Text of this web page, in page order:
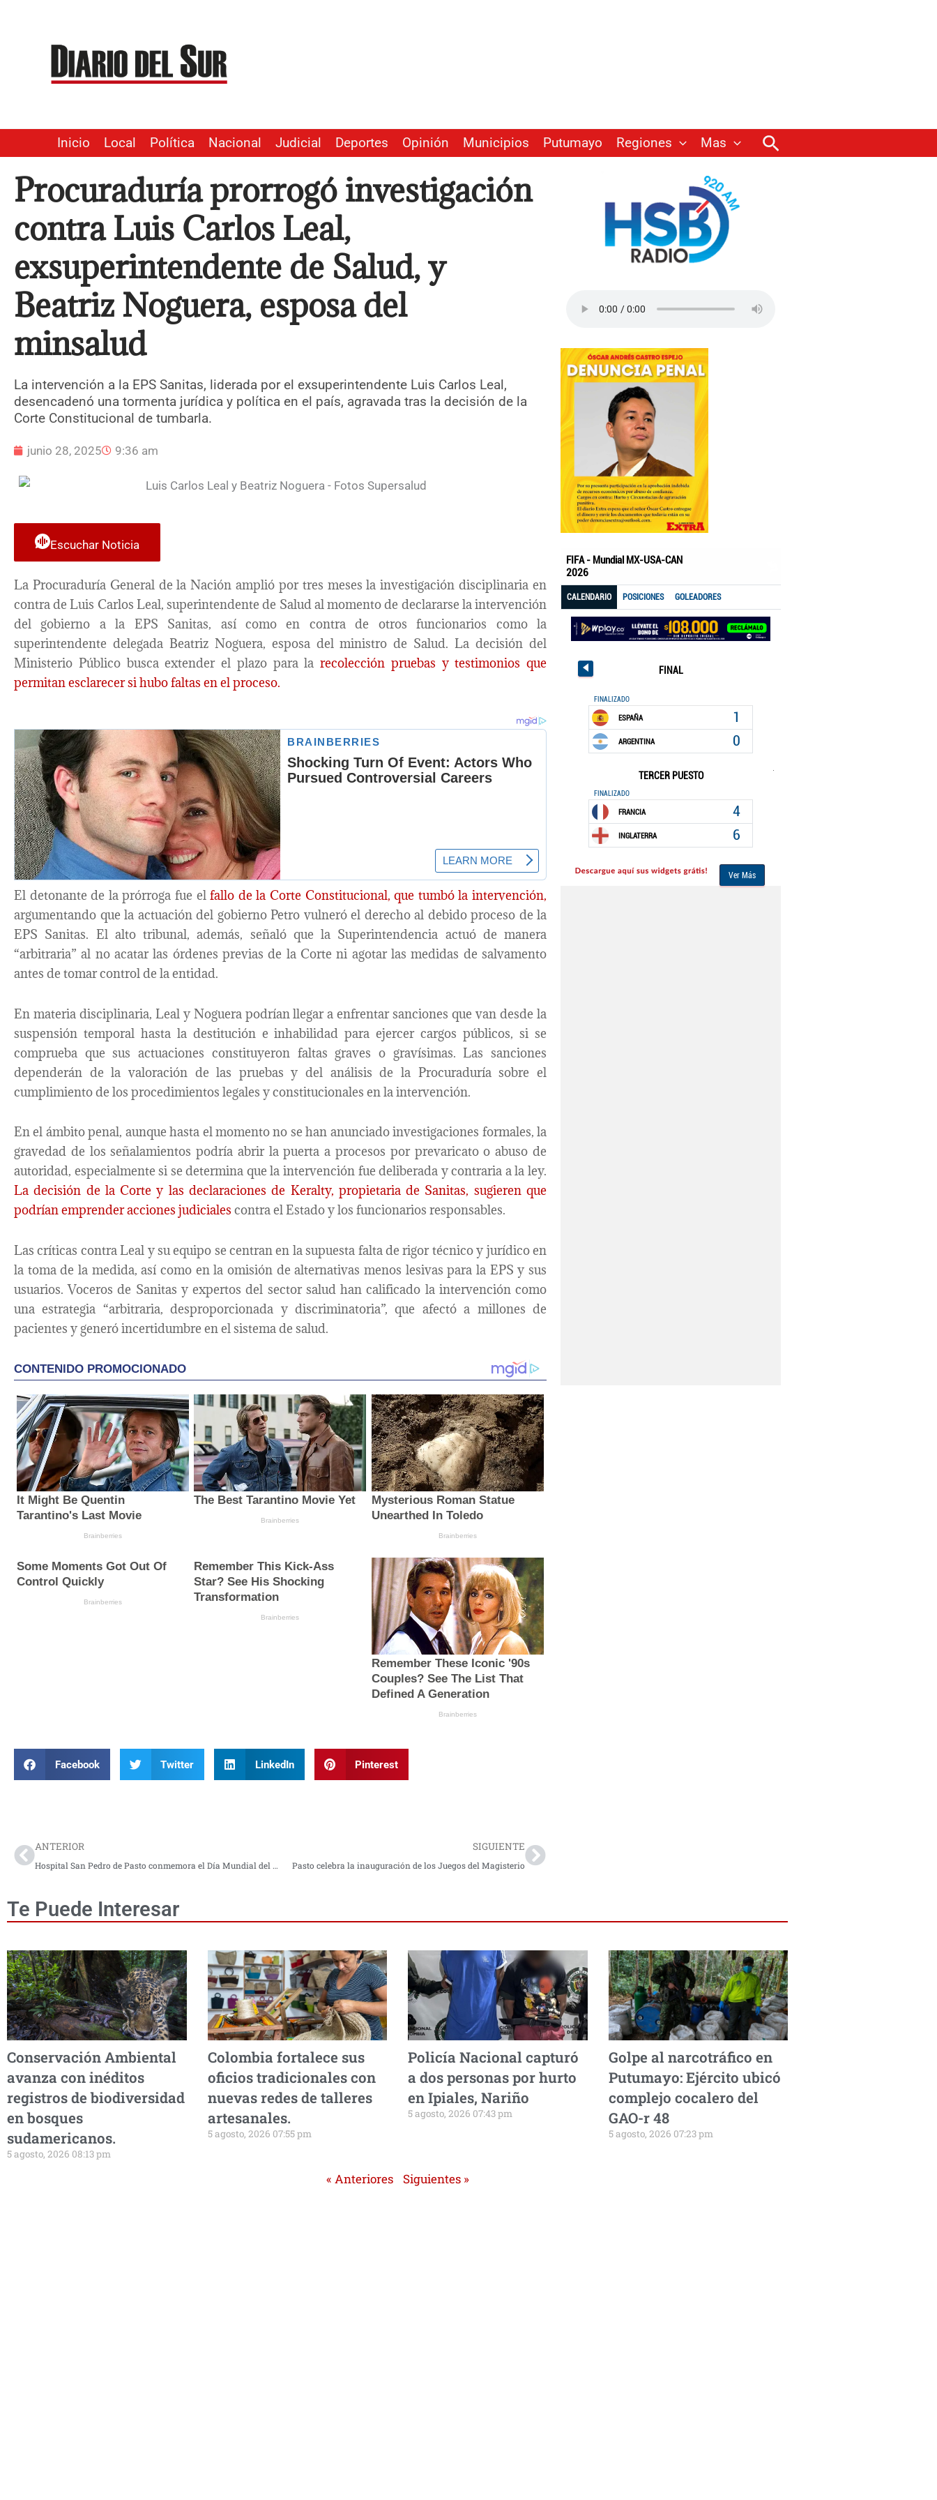
contenido
Inicio Local Política Nacional Judicial Deportes Opinión Municipios Putumayo Regiones Mas Buscar
Procuraduría prorrogó investigación
contra Luis Carlos Leal,
exsuperintendente de Salud, y
Beatriz Noguera, esposa del
minsalud
La intervención a la EPS Sanitas, liderada por el exsuperintendente Luis Carlos Leal,
desencadenó una tormenta jurídica y política en el país, agravada tras la decisión de la
Corte Constitucional de tumbarla.
junio 28, 2025 9:36 am
Escuchar Noticia
La Procuraduría General de la Nación amplió por tres meses la investigación disciplinaria en
contra de Luis Carlos Leal, superintendente de Salud al momento de declararse la intervención
del gobierno a la EPS Sanitas, así como en contra de otros funcionarios como la
superintendente delegada Beatriz Noguera, esposa del ministro de Salud. La decisión del
Ministerio Público busca extender el plazo para la recolección pruebas y testimonios que
permitan esclarecer si hubo faltas en el proceso.
El detonante de la prórroga fue elfallo de la Corte Constitucional, que tumbó la intervención,
argumentando que la actuación del gobierno Petro vulneró el derecho al debido proceso de la
EPS Sanitas. El alto tribunal, además, señaló que la Superintendencia actuó de manera
“arbitraria” al no acatar las órdenes previas de la Corte ni agotar las medidas de salvamento
antes de tomar control de la entidad.
En materia disciplinaria, Leal y Noguera podrían llegar a enfrentar sanciones que van desde la
suspensión temporal hasta la destitución e inhabilidad para ejercer cargos públicos, si se
comprueba que sus actuaciones constituyeron faltas graves o gravísimas. Las sanciones
dependerán de la valoración de las pruebas y del análisis de la Procuraduría sobre el
cumplimiento de los procedimientos legales y constitucionales en la intervención.
En el ámbito penal, aunque hasta el momento no se han anunciado investigaciones formales, la
gravedad de los señalamientos podría abrir la puerta a procesos por prevaricato o abuso de
autoridad, especialmente si se determina que la intervención fue deliberada y contraria a la ley.
La decisión de la Corte y las declaraciones de Keralty, propietaria de Sanitas, sugieren que
podrían emprender acciones judiciales contra el Estado y los funcionarios responsables.
Las críticas contra Leal y su equipo se centran en la supuesta falta de rigor técnico y jurídico en
la toma de la medida, así como en la omisión de alternativas menos lesivas para la EPS y sus
usuarios. Voceros de Sanitas y expertos del sector salud han calificado la intervención como
una estrategia “arbitraria, desproporcionada y discriminatoria”, que afectó a millones de
pacientes y generó incertidumbre en el sistema de salud.
Facebook Twitter LinkedIn Pinterest
ANTERIOR
Hospital San Pedro de Pasto conmemora el Día Mundial del Donante de sangre
SIGUIENTE
Pasto celebra la inauguración de los Juegos del Magisterio
Te Puede Interesar
Conservación Ambiental
avanza con inéditos
registros de biodiversidad
en bosques
sudamericanos.
5 agosto, 2026 08:13 pm
Colombia fortalece sus
oficios tradicionales con
nuevas redes de talleres
artesanales.
5 agosto, 2026 07:55 pm
Policía Nacional capturó
a dos personas por hurto
en Ipiales, Nariño
5 agosto, 2026 07:43 pm
Golpe al narcotráfico en
Putumayo: Ejército ubicó
complejo cocalero del
GAO-r 48
5 agosto, 2026 07:23 pm
« Anteriores Siguientes »